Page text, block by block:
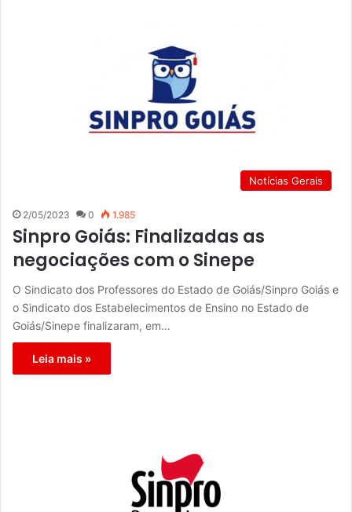
Notícias Gerais
2/05/2023 0 1.985
Sinpro Goiás: Finalizadas as
negociações com o Sinepe
O Sindicato dos Professores do Estado de Goiás/Sinpro Goiás e
o Sindicato dos Estabelecimentos de Ensino no Estado de
Goiás/Sinepe finalizaram, em…
Leia mais »